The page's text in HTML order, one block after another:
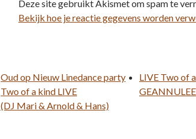
Deze site gebruikt Akismet om spam te
Bekijk hoe je reactie gegevens worden
Oud op Nieuw Linedance party
Two of a kind LIVE
(DJ Mari & Arnold & Hans)
LIVE Two of